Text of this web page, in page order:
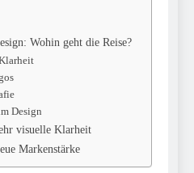
Wohin geht die Reise?
Design
visuelle Klarheit
Markenstärke